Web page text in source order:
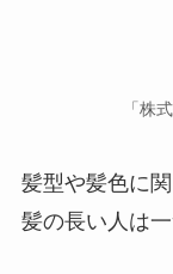
「株
髪型や髪色に
髪の長い人は